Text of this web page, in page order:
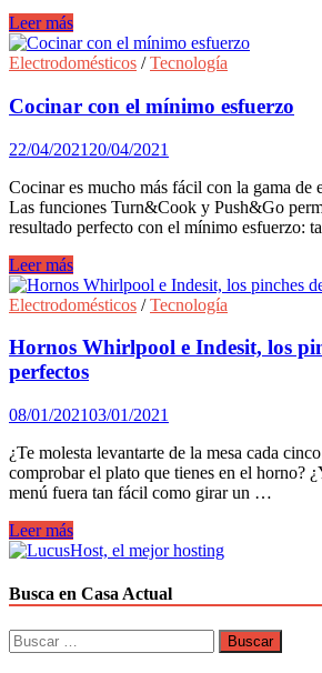
Whirlpool
te
dice
dinero
te
ahorrarás
con
los
electrodomésticos
más
Leer más
Electrodomésticos /Tecnología
Cocinar con el mínimo esfuerzo
22/04/2021 20/04/2021
Cocinar es mucho más fácil con la gama de
Las funciones Turn&Cook y Push&Go
resultado perfecto con el mínimo esfuerzo:
Cocinar
con
el
esfuerzo
Leer más
Electrodomésticos /Tecnología
Hornos Whirlpool e Indesit, los
perfectos
08/01/202103/01/2021
¿Te molesta levantarte de la mesa cada
comprobar el plato que tienes en el horno?
menú fuera tan fácil como girar un …
Hornos
Whirlpool
Indesit,
los
pinches
de
Leer más
Busca en Casa Actual
Buscar: